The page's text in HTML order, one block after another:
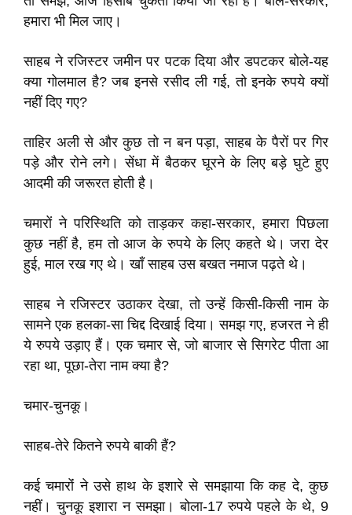
हमारा भी मिल जाए।
साहब ने रजिस्टर जमीन पर पटक दिया और डपटकर बोले-यह
क्या गोलमाल है? जब इनसे रसीद ली गई, तो इनके रुपये क्यों
नहीं दिए गए?
ताहिर अली से और कुछ तो न बन पड़ा, साहब के पैरों पर गिर
पड़े और रोने लगे। सेंधा में बैठकर घूरने के लिए बड़े घुटे हुए
आदमी की जरूरत होती है।
चमारों ने परिस्थिति को ताड़कर कहा-सरकार, हमारा पिछला
कुछ नहीं है, हम तो आज के रुपये के लिए कहते थे। जरा देर
हुई, माल रख गए थे। खाँ साहब उस बखत नमाज पढ़ते थे।
साहब ने रजिस्टर उठाकर देखा, तो उन्हें किसी-किसी नाम के
सामने एक हलका-सा चिद्द दिखाई दिया। समझ गए, हजरत ने ही
ये रुपये उड़ाए हैं। एक चमार से, जो बाजार से सिगरेट पीता आ
रहा था, पूछा-तेरा नाम क्या है?
चमार-चुनकू।
साहब-तेरे कितने रुपये बाकी हैं?
कई चमाराेंं ने उसे हाथ के इशारे से समझाया कि कह दे, कुछ
नहीं। चुनकू इशारा न समझा। बोला-17 रुपये पहले के थे, 9